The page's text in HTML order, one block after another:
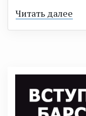
Читать далее